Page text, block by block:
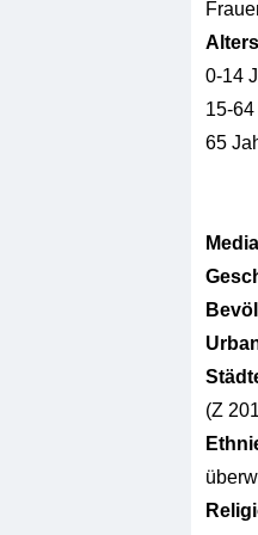
0-14
15-
65
(Z